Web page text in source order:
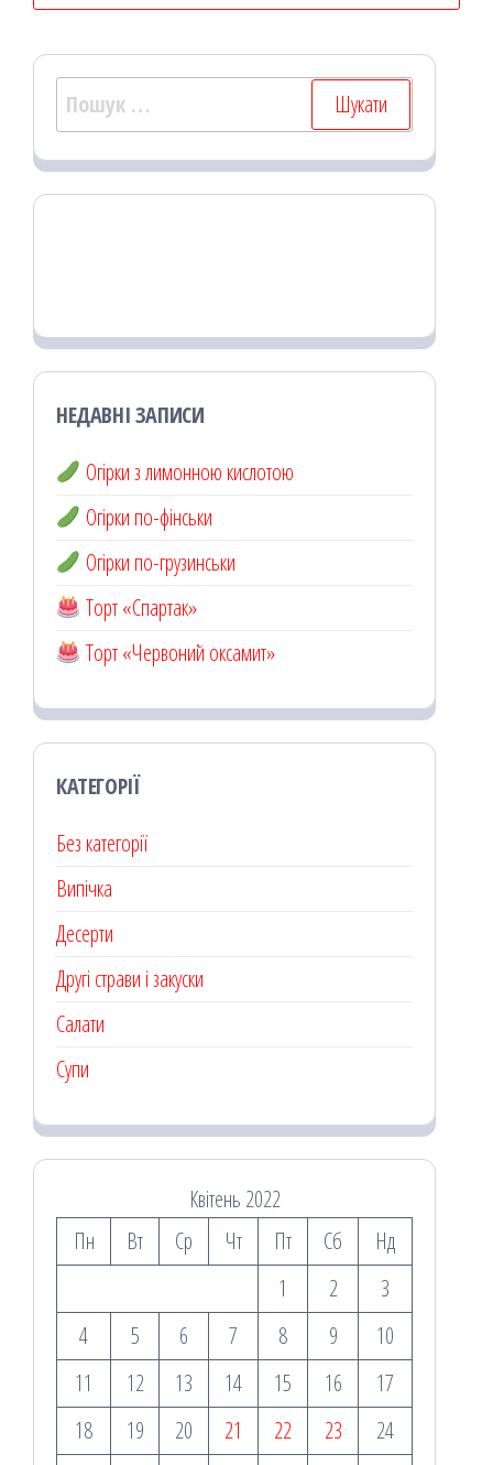
Пошук:
НЕДАВНІ ЗАПИСИ
Огірки з лимонною кислотою
Огірки по-фінськи
Огірки по-грузинськи
Торт «Спартак»
Торт «Червоний оксамит»
КАТЕГОРІЇ
Без категорії
Випічка
Десерти
Другі страви і закуски
Салати
Супи
Квітень 2022
Пн
Вт Ср Чт Пт Сб
Нд
1
2
3
4
5 6 7 8 9
10
11
12 13 14 15 16
17
18
19 20 21 22 23
24